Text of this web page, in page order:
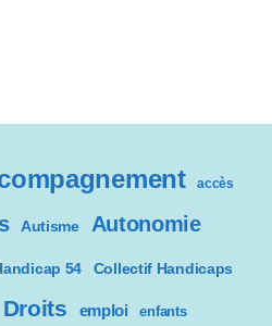
accès
Autisme Autonomie
54 Collectif Handicaps
Droits emploi enfants